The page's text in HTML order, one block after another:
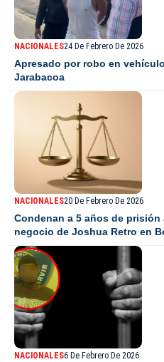
NACIONALES24 De Febrero De 2026
Apresado por robo en
Jarabacoa
NACIONALES20 De Febrero De 2026
Condenan a 5 años de prisión
negocio de Joshua Retro en
NACIONALES6 De Febrero De 2026